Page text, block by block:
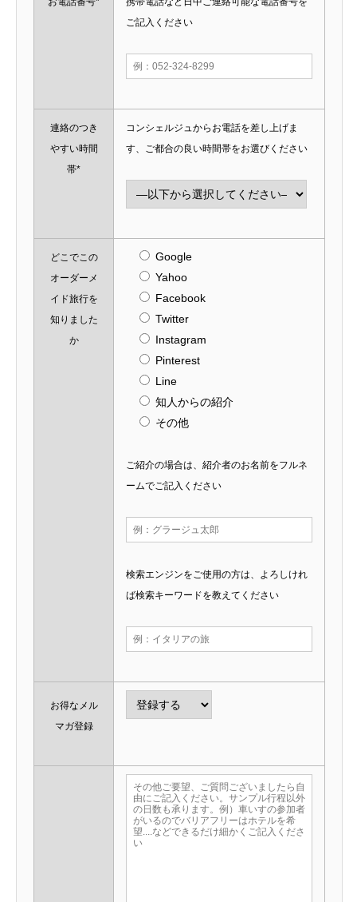
ご記入ください
連絡のつき
やすい時間
帯*
コンシェルジュからお電話を差し上げま
す、ご都合の良い時間帯をお選びください
どこでこの
オーダーメ
イド旅行を
知りました
か
Google
Yahoo
Facebook
Twitter
Instagram
Pinterest
Line
知人からの紹介
その他
ご紹介の場合は、紹介者のお名前をフルネ
ームでご記入ください
検索エンジンをご使用の方は、よろしけれ
ば検索キーワードを教えてください
お得なメル
マガ登録